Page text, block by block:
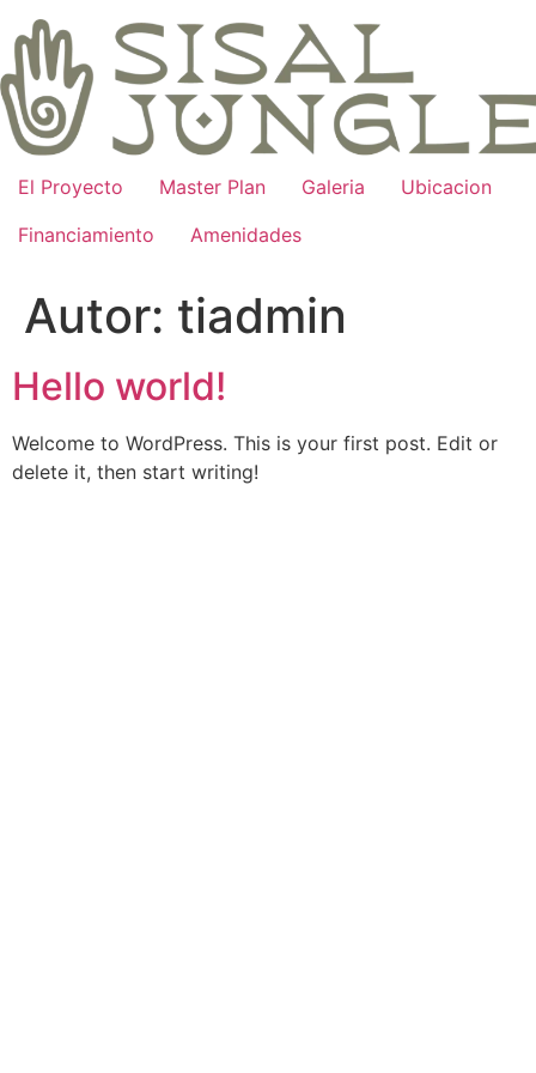
Saltar
contenido
El Proyecto Master Plan Galeria
Ubicacion
Financiamiento
Amenidades
Autor: tiadmin
Hello world!
Welcome to WordPress. This is your first post. Edit or
delete it, then start writing!